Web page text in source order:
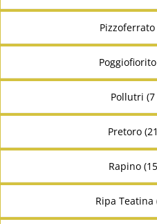
Pollutri
Pretoro
Rapino
Ripa